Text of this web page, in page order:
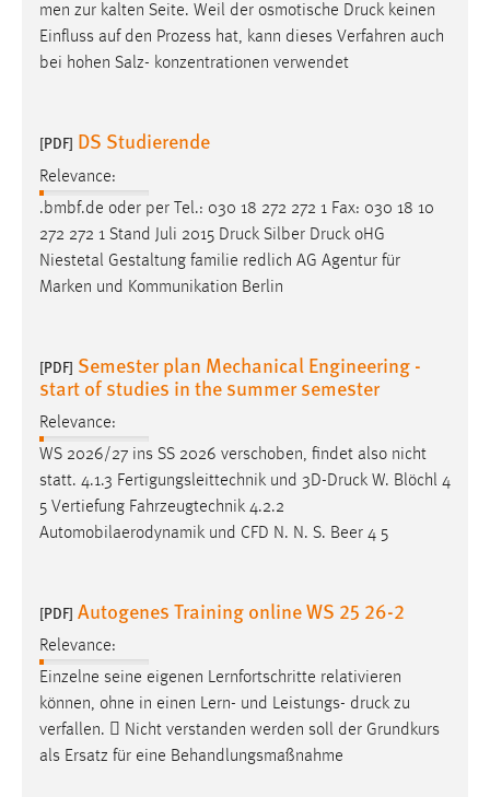
men zur kalten Seite. Weil der osmotische Druck keinen
Einfluss auf den Prozess hat, kann dieses Verfahren auch
bei hohen Salz- konzentrationen verwendet
[PDF] DS Studierende
Relevance:
.bmbf.de oder per Tel.: 030 18 272 272 1 Fax: 030 18 10
272 272 1 Stand Juli 2015 Druck Silber Druck oHG
Niestetal Gestaltung familie redlich AG Agentur für
Marken und Kommunikation Berlin
[PDF] Semester plan Mechanical Engineering -
start of studies in the summer semester
Relevance:
WS 2026/27 ins SS 2026 verschoben, findet also nicht
statt. 4.1.3 Fertigungsleittechnik und 3D-Druck W. Blöchl 4
5 Vertiefung Fahrzeugtechnik 4.2.2
Automobilaerodynamik und CFD N. N. S. Beer 4 5
[PDF] Autogenes Training online WS 25 26-2
Relevance:
Einzelne seine eigenen Lernfortschritte relativieren
können, ohne in einen Lern- und Leistungs- druck zu
verfallen.  Nicht verstanden werden soll der Grundkurs
als Ersatz für eine Behandlungsmaßnahme